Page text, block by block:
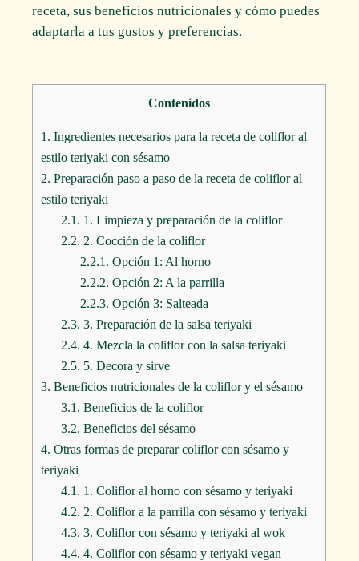
receta, sus beneficios nutricionales y cómo puedes
adaptarla a tus gustos y preferencias.
Contenidos
1. Ingredientes necesarios para la receta de coliflor al
estilo teriyaki con sésamo
2. Preparación paso a paso de la receta de coliflor al
estilo teriyaki
2.1. 1. Limpieza y preparación de la coliflor
2.2. 2. Cocción de la coliflor
2.2.1. Opción 1: Al horno
2.2.2. Opción 2: A la parrilla
2.2.3. Opción 3: Salteada
2.3. 3. Preparación de la salsa teriyaki
2.4. 4. Mezcla la coliflor con la salsa teriyaki
2.5. 5. Decora y sirve
3. Beneficios nutricionales de la coliflor y el sésamo
3.1. Beneficios de la coliflor
3.2. Beneficios del sésamo
4. Otras formas de preparar coliflor con sésamo y
teriyaki
4.1. 1. Coliflor al horno con sésamo y teriyaki
4.2. 2. Coliflor a la parrilla con sésamo y teriyaki
4.3. 3. Coliflor con sésamo y teriyaki al wok
4.4. 4. Coliflor con sésamo y teriyaki vegan